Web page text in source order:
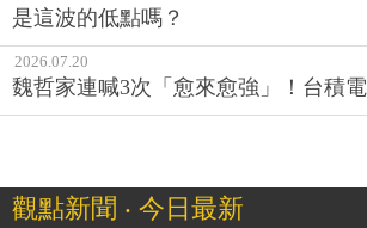
是這波的低點嗎？
2026.07.20
魏哲家連喊3次「愈來愈強」！台積
觀點新聞 ‧ 今日最新